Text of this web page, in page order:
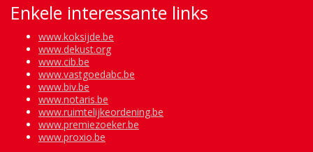
Enkele interessante links
www.koksijde.be
www.dekust.org
www.cib.be
www.vastgoedabc.be
www.biv.be
www.notaris.be
www.ruimtelijkeordening.be
www.premiezoeker.be
www.proxio.be